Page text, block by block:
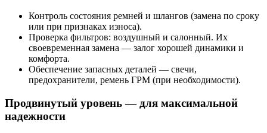
Контроль состояния ремней и шлангов (замена по сроку
или при признаках износа).
Проверка фильтров: воздушный и салонный. Их
своевременная замена — залог хорошей динамики и
комфорта.
Обеспечение запасных деталей — свечи,
предохранители, ремень ГРМ (при необходимости).
Продвинутый уровень — для максимальной
надежности